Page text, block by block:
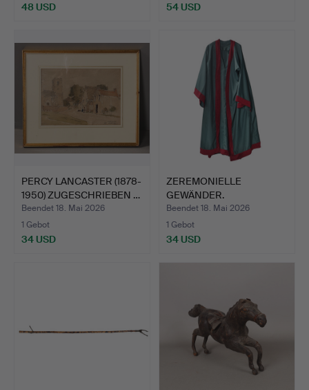
48 USD 54 USD
PERCY LANCASTER (1878-
1950) ZUGESCHRIEBEN …
Beendet 18. Mai 2026
1 Gebot
34 USD
ZEREMONIELLE
GEWÄNDER.
Beendet 18. Mai 2026
1 Gebot
34 USD